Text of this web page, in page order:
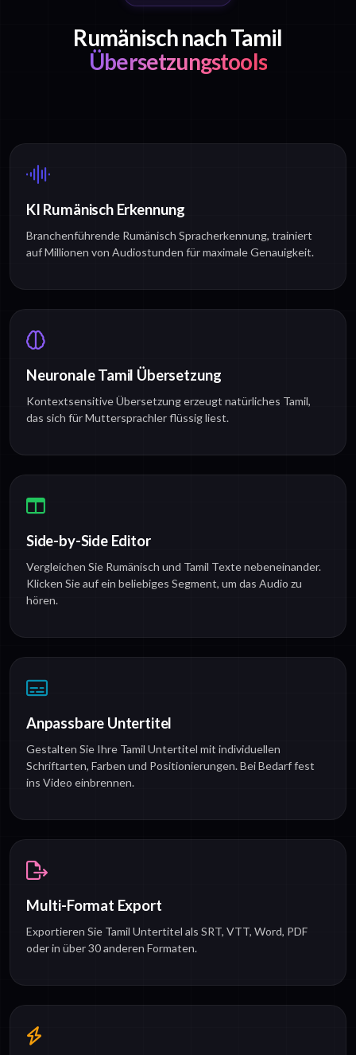
Rumänisch nach Tamil
Übersetzungstools
KI Rumänisch Erkennung
Branchenführende Rumänisch Spracherkennung, trainiert
auf Millionen von Audiostunden für maximale Genauigkeit.
Neuronale Tamil Übersetzung
Kontextsensitive Übersetzung erzeugt natürliches Tamil,
das sich für Muttersprachler flüssig liest.
Side-by-Side Editor
Vergleichen Sie Rumänisch und Tamil Texte nebeneinander.
Klicken Sie auf ein beliebiges Segment, um das Audio zu
hören.
Anpassbare Untertitel
Gestalten Sie Ihre Tamil Untertitel mit individuellen
Schriftarten, Farben und Positionierungen. Bei Bedarf fest
ins Video einbrennen.
Multi-Format Export
Exportieren Sie Tamil Untertitel als SRT, VTT, Word, PDF
oder in über 30 anderen Formaten.